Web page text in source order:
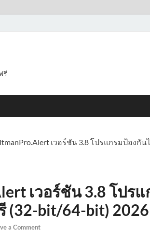
รี
เวอร์ชัน 3.8 โปรแกรมป้องกั
เวอร์ชัน 3.8 โปร
(32-bit/64-bit) 2026
a Comment